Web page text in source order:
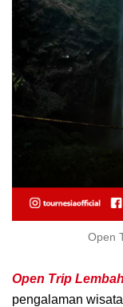
Open
Open Trip
pengalaman